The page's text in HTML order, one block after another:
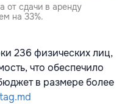
от сдачи в аренду
на 33%.
236 физических лиц,
что обеспечило
в размере более